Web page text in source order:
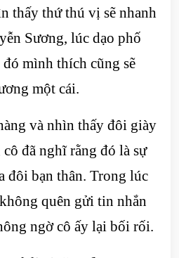
thấy thứ thú vị sẽ nhanh
Sương, lúc dạo phố
mình thích cũng sẽ
một cái.
và nhìn thấy đôi giày
đã nghĩ rằng đó là sự
đôi bạn thân. Trong lúc
quên gửi tin nhắn
ngờ cô ấy lại bối rối.